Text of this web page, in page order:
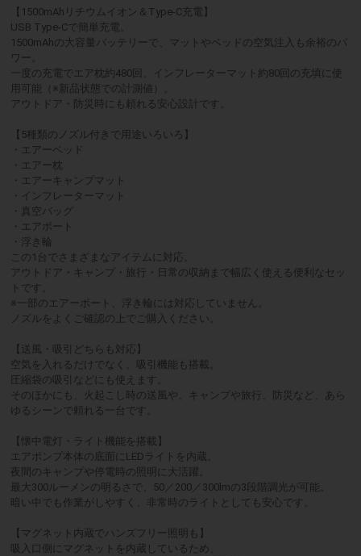
【1500mAhリチウムイオン＆Type-C充電】
USB Type-Cで簡単充電。
1500mAhの大容量バッテリーで、マットやベッドの空気注入も余裕のパ
ワー。
一度の充電でエア枕約480回、インフレーターマット約80回の充填に使
用可能（※新品状態での計測値）。
アウトドア・防災時にも頼れる安心設計です。
【5種類のノズル付きで用途いろいろ】
・エアーベッド
・エアー枕
・エアーキャンプマット
・インフレーターマット
・真空バッグ
・エアボート
・浮き輪
この1台でさまざまなアイテムに対応。
アウトドア・キャンプ・旅行・日常の収納まで幅広く使える便利なセッ
トです。
※一部のエアーボート、浮き輪には対応していません。
ノズルをよくご確認の上でご購入ください。
【送風・吸引どちらも対応】
空気を入れるだけでなく、吸引機能も搭載。
圧縮袋の吸引などにも使えます。
そのほかにも、火起こし時の送風や、キャンプや旅行、防災など、あら
ゆるシーンで頼れる一台です。
【懐中電灯・ライト機能を搭載】
エアポンプ本体の底面にLEDライトを内蔵。
夜間のキャンプや停電時の照明に大活躍。
最大300ルーメンの明るさで、50／200／300lmの3段階調光が可能。
暗い中でも作業がしやすく、非常時のライトとしても安心です。
【マグネット内蔵でハンズフリー照明も】
吸入口側にマグネットを内蔵しているため、